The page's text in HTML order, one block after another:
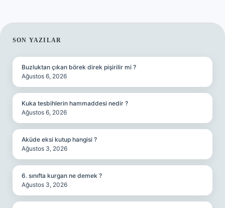
SIDEBAR
SON YAZILAR
Buzluktan çıkan börek direk pişirilir mi ?
Ağustos 6, 2026
Kuka tesbihlerin hammaddesi nedir ?
Ağustos 6, 2026
Aküde eksi kutup hangisi ?
Ağustos 3, 2026
6. sınıfta kurgan ne demek ?
Ağustos 3, 2026